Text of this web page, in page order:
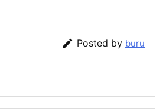
 Posted by buru